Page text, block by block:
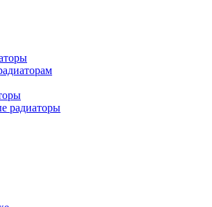
радиаторы